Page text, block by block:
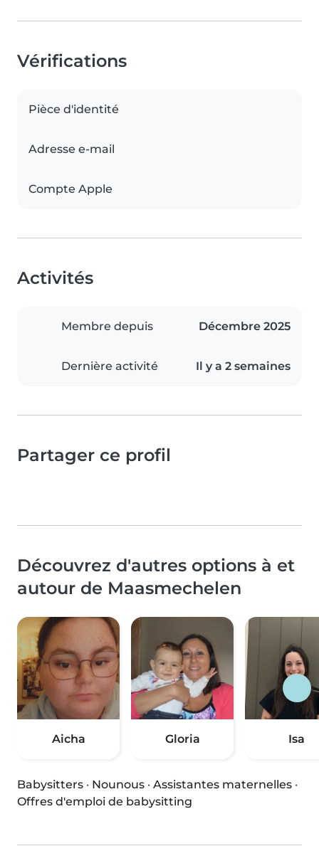
Vérifications
Pièce d'identité
Adresse e-mail
Compte Apple
Activités
Membre depuis Décembre 2025
Dernière activité Il y a 2 semaines
Partager ce profil
Découvrez d'autres options à et
autour de Maasmechelen
Aicha Gloria Isa
Babysitters · Nounous · Assistantes maternelles ·
Offres d'emploi de babysitting